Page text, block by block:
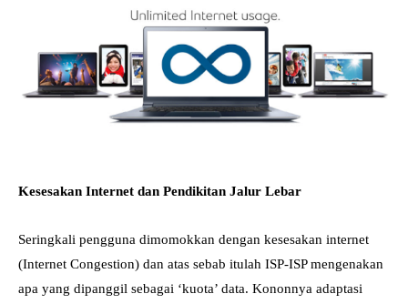
Kesesakan Internet dan Pendikitan Jalur Lebar
Seringkali pengguna dimomokkan dengan kesesakan internet
(Internet Congestion) dan atas sebab itulah ISP-ISP mengenakan
apa yang dipanggil sebagai ‘kuota’ data. Kononnya adaptasi